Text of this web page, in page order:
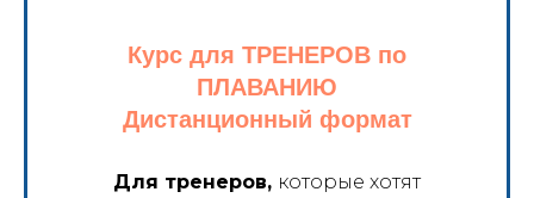
Курс для ТРЕНЕРОВ по
ПЛАВАНИЮ
Дистанционный формат
Для тренеров, которые хотят